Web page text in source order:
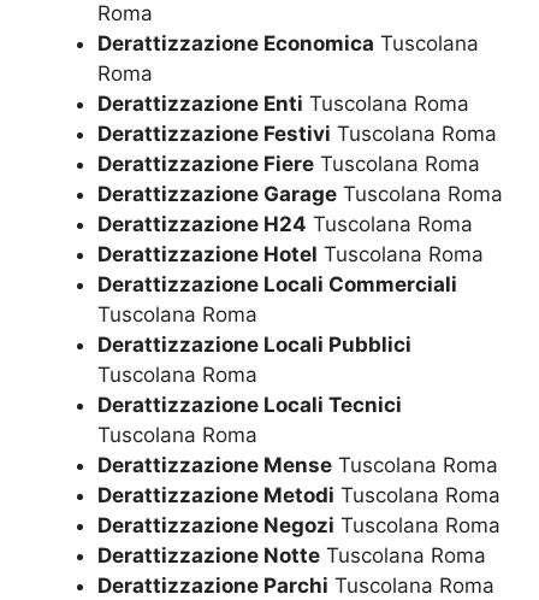
Roma
Derattizzazione Economica Tuscolana
Roma
Derattizzazione Enti Tuscolana Roma
Derattizzazione Festivi Tuscolana Roma
Derattizzazione Fiere Tuscolana Roma
Derattizzazione Garage Tuscolana Roma
Derattizzazione H24 Tuscolana Roma
Derattizzazione Hotel Tuscolana Roma
Derattizzazione Locali Commerciali
Tuscolana Roma
Derattizzazione Locali Pubblici
Tuscolana Roma
Derattizzazione Locali Tecnici
Tuscolana Roma
Derattizzazione Mense Tuscolana Roma
Derattizzazione Metodi Tuscolana Roma
Derattizzazione Negozi Tuscolana Roma
Derattizzazione Notte Tuscolana Roma
Derattizzazione Parchi Tuscolana Roma